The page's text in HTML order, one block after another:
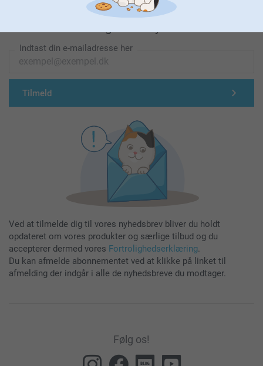
Indtast din e-mailadresse her
Tilmeld
Ved at tilmelde dig til vores nyhedsbrev bliver du holdt
opdateret om vores produkter og særlige tilbud og du
accepterer dermed vores Fortrolighedserklæring.
Du kan afmelde abonnementet ved at klikke på linket til
afmelding der indgår i alle de nyhedsbreve du modtager.
Følg os!